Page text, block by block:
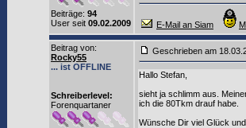
Beiträge: 94
User seit 09.02.2009 E-Mail an Siam
Beitrag von:
Rocky55
... ist OFFLINE
Schreiberlevel:
Forenquartaner
Geschrieben am
Hallo Stefan,
sieht ja schlimm aus.
ich die 80Tkm drauf habe.
Wünsche Dir viel Glück